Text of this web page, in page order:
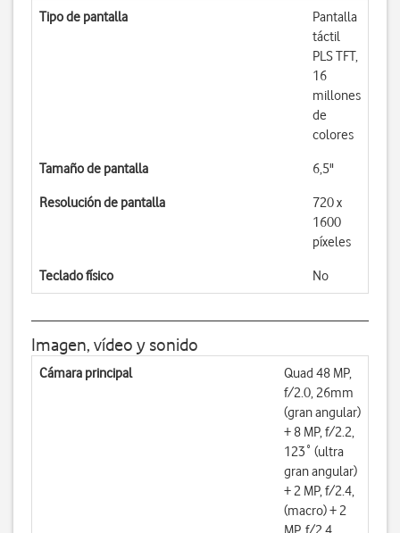
Tipo de pantalla
Pantalla
táctil
PLS TFT,
16
millones
de
colores
Tamaño de pantalla 6,5"
Resolución de pantalla
720 x
1600
píxeles
Teclado físico No
Imagen, vídeo y sonido
Cámara principal
Quad 48 MP,
f/2.0, 26mm
(gran angular)
+ 8 MP, f/2.2,
123˚ (ultra
gran angular)
+ 2 MP, f/2.4,
(macro) + 2